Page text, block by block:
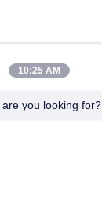
10:25 AM
you looking for?